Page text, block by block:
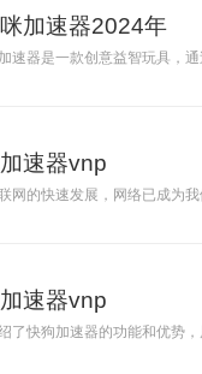
加速器2024年
速器是一款创意益智玩具，
速器vnp
网的快速发展，网络已成为
速器vnp
了快狗加速器的功能和优势